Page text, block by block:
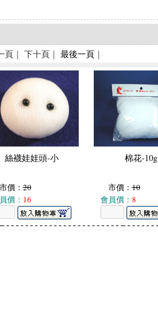
頁｜ 下十頁｜ 最後一頁｜
絲襪娃娃頭-小
市價：20
價： 16
棉花-10g
市價：10
會員價： 8